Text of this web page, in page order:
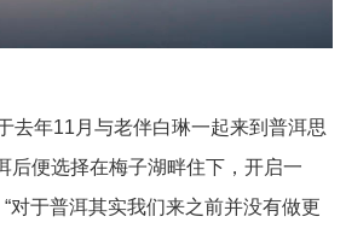
去年11月与老伴白琳一起来到普洱思
后便选择在梅子湖畔住下，开启一
“对于普洱其实我们来之前并没有做更